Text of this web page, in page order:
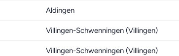
Aldingen
Villingen-Schwenningen (Villingen)
Villingen-Schwenningen (Villingen)